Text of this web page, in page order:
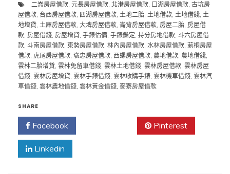
二崙房屋借款, 元長房屋借款, 北港房屋借款, 口湖房屋借款, 古坑房
屋借款, 台西房屋借款, 四湖房屋借款, 土地二胎, 土地借款, 土地借錢, 土
地增貸, 土庫房屋借款, 大埤房屋借款, 崙背房屋借款, 房屋二胎, 房屋借
款, 房屋借錢, 房屋增貸, 手錶估價, 手錶鑑定, 持分房地借款, 斗六房屋借
款, 斗南房屋借款, 東勢房屋借款, 林內房屋借款, 水林房屋借款, 莿桐房屋
借款, 虎尾房屋借款, 褒忠房屋借款, 西螺房屋借款, 農地借款, 農地借錢,
雲林二胎增貸, 雲林免留車借錢, 雲林土地借錢, 雲林房屋借款, 雲林房屋
借錢, 雲林房屋增貸, 雲林手錶借錢, 雲林收購手錶, 雲林機車借錢, 雲林汽
車借錢, 雲林農地借錢, 雲林黃金借錢, 麥寮房屋借款
SHARE
Facebook Pinterest
Linkedin